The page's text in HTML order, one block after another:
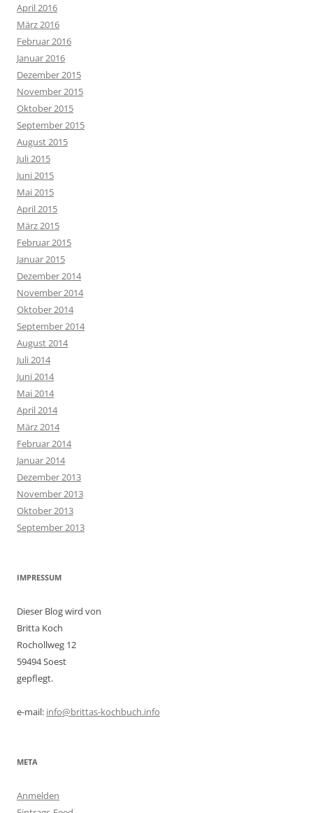
April 2016
März 2016
Februar 2016
Januar 2016
Dezember 2015
November 2015
Oktober 2015
September 2015
August 2015
Juli 2015
Juni 2015
Mai 2015
April 2015
März 2015
Februar 2015
Januar 2015
Dezember 2014
November 2014
Oktober 2014
September 2014
August 2014
Juli 2014
Juni 2014
Mai 2014
April 2014
März 2014
Februar 2014
Januar 2014
Dezember 2013
November 2013
Oktober 2013
September 2013
IMPRESSUM
Dieser Blog wird von
Britta Koch
Rochollweg 12
59494 Soest
gepflegt.
e-mail: info@brittas-kochbuch.info
META
Anmelden